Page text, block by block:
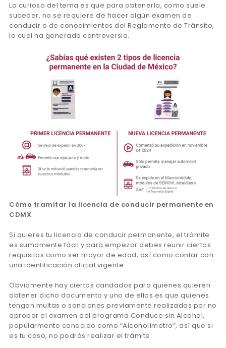
Lo curioso del tema es que para obtenerla, como suele
suceder, no se requiere de hacer algún examen de
conducir o de conocimientos del Reglamento de Tránsito,
lo cual ha generado controversia.
Cómo tramitar la licencia de conducir permanente en
CDMX
Si quieres tu licencia de conducir permanente, el trámite
es sumamente fácil y para empezar debes reunir ciertos
requisitos como ser mayor de edad, así como contar con
una identificación oficial vigente.
Obviamente hay ciertos candados para quienes quieren
obtener dicho documento y uno de ellos es que quienes
tengan multas o sanciones previamente realizadas por no
aprobar el examen del programa Conduce sin Alcohol,
popularmente conocido como “Alcoholímetro”, así que si
es tu caso, no podrás realizar el trámite.